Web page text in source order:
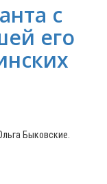
с
его
Быковские.